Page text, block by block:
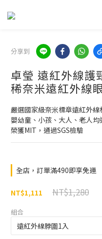
分享到
卓瑩 遠紅外線護
稀奈米遠紅外線
嚴選國家級奈米標章遠紅外線
嬰幼童、小孩、大人、老人均
榮獲MIT，通過SGS檢驗
全店，訂單滿490即享免運
NT$1,280
NT$1,111
組合